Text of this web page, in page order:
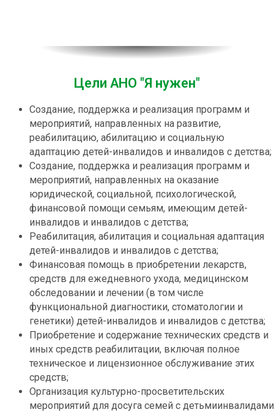
Цели АНО "Я нужен"
Создание, поддержка и реализация программ и
мероприятий, направленных на развитие,
реабилитацию, абилитацию и социальную
адаптацию детей-инвалидов и инвалидов с детства;
Создание, поддержка и реализация программ и
мероприятий, направленных на оказание
юридической, социальной, психологической,
финансовой помощи семьям, имеющим детей-
инвалидов и инвалидов с детства;
Реабилитация, абилитация и социальная адаптация
детей-инвалидов и инвалидов с детства;
Финансовая помощь в приобретении лекарств,
средств для ежедневного ухода, медицинском
обследовании и лечении (в том числе
функциональной диагностики, стоматологии и
генетики) детей-инвалидов и инвалидов с детства;
Приобретение и содержание технических средств и
иных средств реабилитации, включая полное
техническое и лицензионное обслуживание этих
средств;
Организация культурно-просветительских
мероприятий для досуга семей с детьмиинвалидами